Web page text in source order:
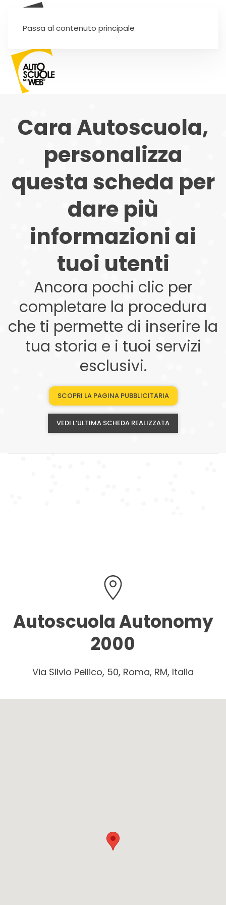
Passa al contenuto principale
Cara Autoscuola,
personalizza
questa scheda per
dare più
informazioni ai
tuoi utenti
Ancora pochi clic per
completare la procedura
che ti permette di inserire la
tua storia e i tuoi servizi
esclusivi.
SCOPRI LA PAGINA PUBBLICITARIA
VEDI L’ULTIMA SCHEDA REALIZZATA
Autoscuola Autonomy
2000
Via Silvio Pellico, 50, Roma, RM, Italia